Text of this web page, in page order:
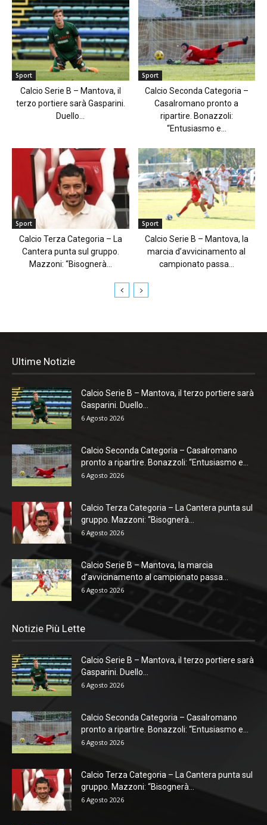
Sport
Calcio Serie B – Mantova, il
terzo portiere sarà Gasparini.
Duello...
Sport
Calcio Seconda Categoria –
Casalromano pronto a
ripartire. Bonazzoli:
“Entusiasmo e...
Sport
Calcio Terza Categoria – La
Cantera punta sul gruppo.
Mazzoni: “Bisognerà...
Sport
Calcio Serie B – Mantova, la
marcia d’avvicinamento al
campionato passa...
Ultime Notizie
Calcio Serie B – Mantova, il terzo portiere sarà
Gasparini. Duello...
6 Agosto 2026
Calcio Seconda Categoria – Casalromano
pronto a ripartire. Bonazzoli: “Entusiasmo e...
6 Agosto 2026
Calcio Terza Categoria – La Cantera punta sul
gruppo. Mazzoni: “Bisognerà...
6 Agosto 2026
Calcio Serie B – Mantova, la marcia
d’avvicinamento al campionato passa...
6 Agosto 2026
Notizie Più Lette
Calcio Serie B – Mantova, il terzo portiere sarà
Gasparini. Duello...
6 Agosto 2026
Calcio Seconda Categoria – Casalromano
pronto a ripartire. Bonazzoli: “Entusiasmo e...
6 Agosto 2026
Calcio Terza Categoria – La Cantera punta sul
gruppo. Mazzoni: “Bisognerà...
6 Agosto 2026